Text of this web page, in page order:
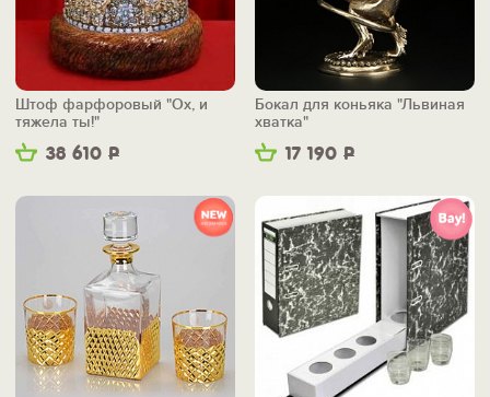
38 610 Р
Штоф фарфоровый "Ох, и
тяжела ты!"
17 190 Р
Бокал для коньяка "Львиная
хватка"